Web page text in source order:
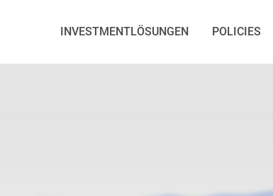
INVESTMENTLÖSUNGEN POLICIES